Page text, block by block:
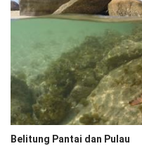
Belitung Pantai dan Pulau